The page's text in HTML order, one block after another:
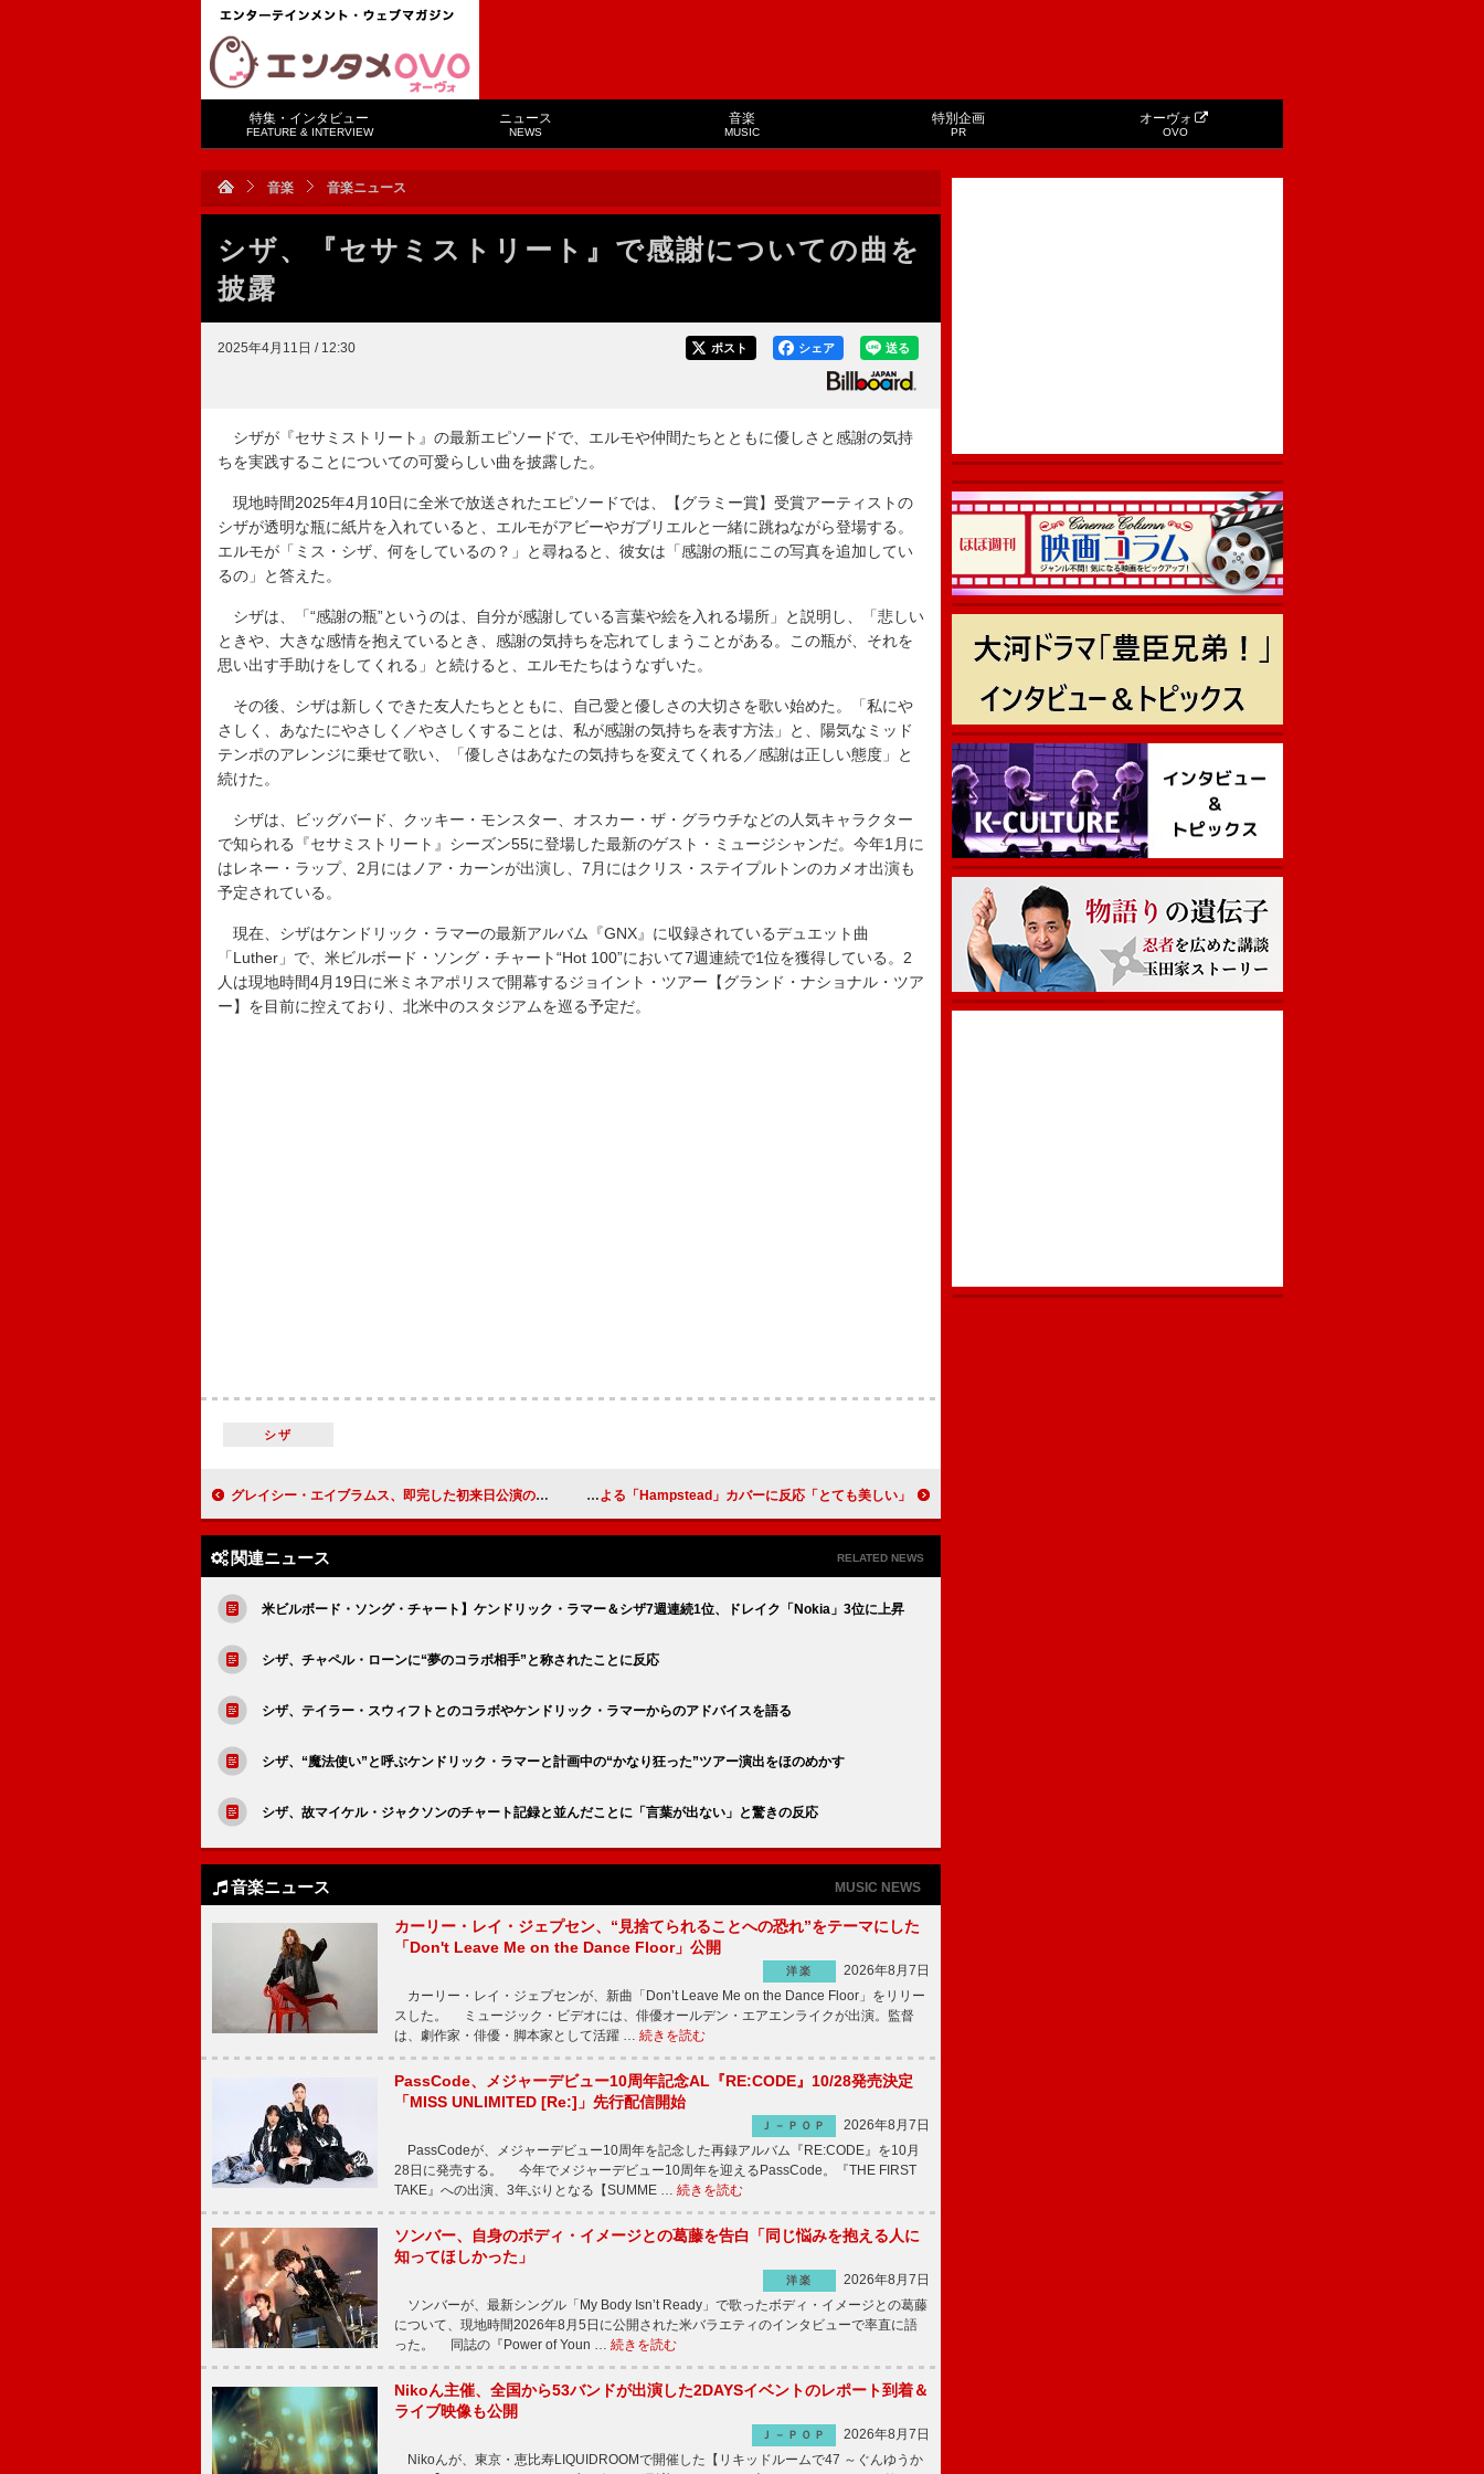
特集・インタビュー
FEATURE & INTERVIEW
ニュース
NEWS
音楽
MUSIC
特別企画
PR
オーヴォ
OVO
音楽 音楽ニュース
シザ、『セサミストリート』で感謝についての曲を
披露
2025年4月11日 / 12:30 送る
シェア
ポスト
シザが『セサミストリート』の最新エピソードで、エルモや仲間たちとともに優しさと感謝の気持
ちを実践することについての可愛らしい曲を披露した。
現地時間2025年4月10日に全米で放送されたエピソードでは、【グラミー賞】受賞アーティストの
シザが透明な瓶に紙片を入れていると、エルモがアビーやガブリエルと一緒に跳ねながら登場する。
エルモが「ミス・シザ、何をしているの？」と尋ねると、彼女は「感謝の瓶にこの写真を追加してい
るの」と答えた。
シザは、「“感謝の瓶”というのは、自分が感謝している言葉や絵を入れる場所」と説明し、「悲しい
ときや、大きな感情を抱えているとき、感謝の気持ちを忘れてしまうことがある。この瓶が、それを
思い出す手助けをしてくれる」と続けると、エルモたちはうなずいた。
その後、シザは新しくできた友人たちとともに、自己愛と優しさの大切さを歌い始めた。「私にや
さしく、あなたにやさしく／やさしくすることは、私が感謝の気持ちを表す方法」と、陽気なミッド
テンポのアレンジに乗せて歌い、「優しさはあなたの気持ちを変えてくれる／感謝は正しい態度」と
続けた。
シザは、ビッグバード、クッキー・モンスター、オスカー・ザ・グラウチなどの人気キャラクター
で知られる『セサミストリート』シーズン55に登場した最新のゲスト・ミュージシャンだ。今年1月に
はレネー・ラップ、2月にはノア・カーンが出演し、7月にはクリス・ステイプルトンのカメオ出演も
予定されている。
現在、シザはケンドリック・ラマーの最新アルバム『GNX』に収録されているデュエット曲
「Luther」で、米ビルボード・ソング・チャート“Hot 100”において7週連続で1位を獲得している。2
人は現地時間4月19日に米ミネアポリスで開幕するジョイント・ツアー【グランド・ナショナル・ツア
ー】を目前に控えており、北米中のスタジアムを巡る予定だ。
シザ
グレイシー・エイブラムス、即完した初来日公演の公式レポート到着＆セットリストのプレイリスト公開 アリアナ・グランデ、ハリー・ベイリーによる「Hampstead」カバーに反応「とても美しい」
関連ニュース RELATED NEWS
米ビルボード・ソング・チャート】ケンドリック・ラマー＆シザ7週連続1位、ドレイク「Nokia」3位に上昇
シザ、チャペル・ローンに“夢のコラボ相手”と称されたことに反応
シザ、テイラー・スウィフトとのコラボやケンドリック・ラマーからのアドバイスを語る
シザ、“魔法使い”と呼ぶケンドリック・ラマーと計画中の“かなり狂った”ツアー演出をほのめかす
シザ、故マイケル・ジャクソンのチャート記録と並んだことに「言葉が出ない」と驚きの反応
音楽ニュース MUSIC NEWS
カーリー・レイ・ジェプセン、“見捨てられることへの恐れ”をテーマにした
「Don't Leave Me on the Dance Floor」公開
洋楽
2026年8月7日
カーリー・レイ・ジェプセンが、新曲「Don’t Leave Me on the Dance Floor」をリリー
スした。 ミュージック・ビデオには、俳優オールデン・エアエンライクが出演。監督
は、劇作家・俳優・脚本家として活躍 … 続きを読む
PassCode、メジャーデビュー10周年記念AL『RE:CODE』10/28発売決定
「MISS UNLIMITED [Re:]」先行配信開始
Ｊ－ＰＯＰ
2026年8月7日
PassCodeが、メジャーデビュー10周年を記念した再録アルバム『RE:CODE』を10月
28日に発売する。 今年でメジャーデビュー10周年を迎えるPassCode。『THE FIRST
TAKE』への出演、3年ぶりとなる【SUMME … 続きを読む
ソンバー、自身のボディ・イメージとの葛藤を告白「同じ悩みを抱える人に
知ってほしかった」
洋楽
2026年8月7日
ソンバーが、最新シングル「My Body Isn’t Ready」で歌ったボディ・イメージとの葛藤
について、現地時間2026年8月5日に公開された米バラエティのインタビューで率直に語
った。 同誌の『Power of Youn … 続きを読む
Nikoん主催、全国から53バンドが出演した2DAYSイベントのレポート到着＆
ライブ映像も公開
Ｊ－ＰＯＰ
2026年8月7日
Nikoんが、東京・恵比寿LIQUIDROOMで開催した【リキッドルームで47 ～ぐんゆうか